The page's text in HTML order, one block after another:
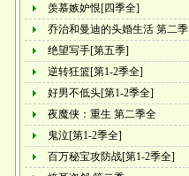
羡慕嫉妒恨[四季全]
乔治和曼迪的头婚生活 第二季
绝望写手[第五季]
逆转狂篮[第1-2季全]
好男不低头[第1-2季全]
夜魔侠：重生 第二季全
鬼泣[第1-2季全]
百万秘宝攻防战[第1-2季全]